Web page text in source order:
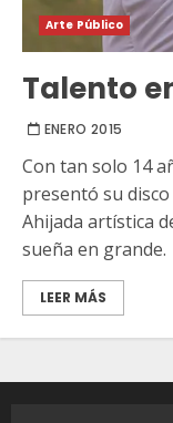
Arte Público
Talento
ENERO 2015
Con tan solo 14
presentó su
Ahijada artística
sueña en grande.
LEER MÁS